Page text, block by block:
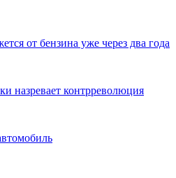
от бензина уже через два года
назревает контрреволюция